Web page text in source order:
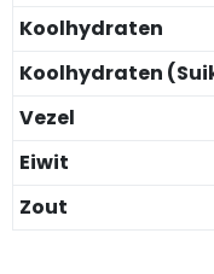
Koolhydraten
Koolhydraten
Vezel
Eiwit
Zout